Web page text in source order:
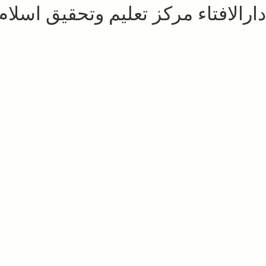
دارالافتاء مرکز تعلیم وتحقیق